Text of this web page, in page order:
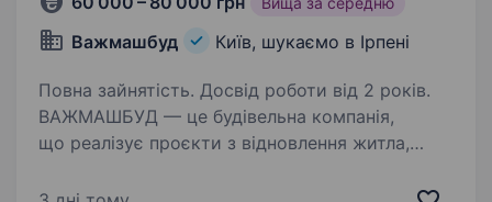
Важмашбуд Київ, шукаємо в Ірпені
Повна зайнятість. Досвід роботи від 2 років.
ВАЖМАШБУД — це будівельна компанія,
що реалізує проєкти з відновлення житла,
промислових та інфраструктурних об'єктів